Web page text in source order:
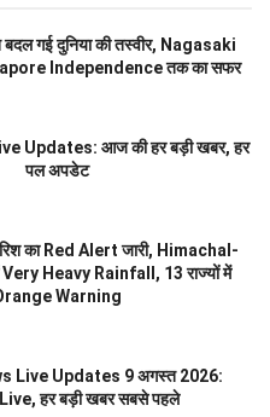
गई दुनिया की तस्वीर, Nagasaki
Independence तक का सफर
Updates: आज की हर बड़ी खबर, हर
पल अपडेट
का Red Alert जारी, Himachal-
Heavy Rainfall, 13 राज्यों में
Warning
Live Updates 9 अगस्त 2026:
हर बड़ी खबर सबसे पहले